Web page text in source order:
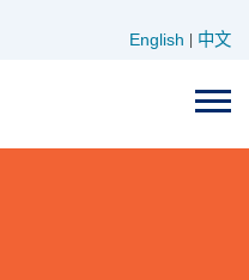
English 中文